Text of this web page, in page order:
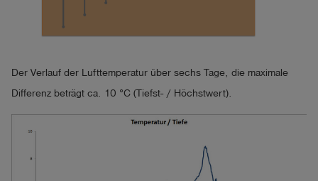
Der Verlauf der Lufttemperatur über sechs Tage, die maximale
Differenz beträgt ca. 10 °C (Tiefst- / Höchstwert).